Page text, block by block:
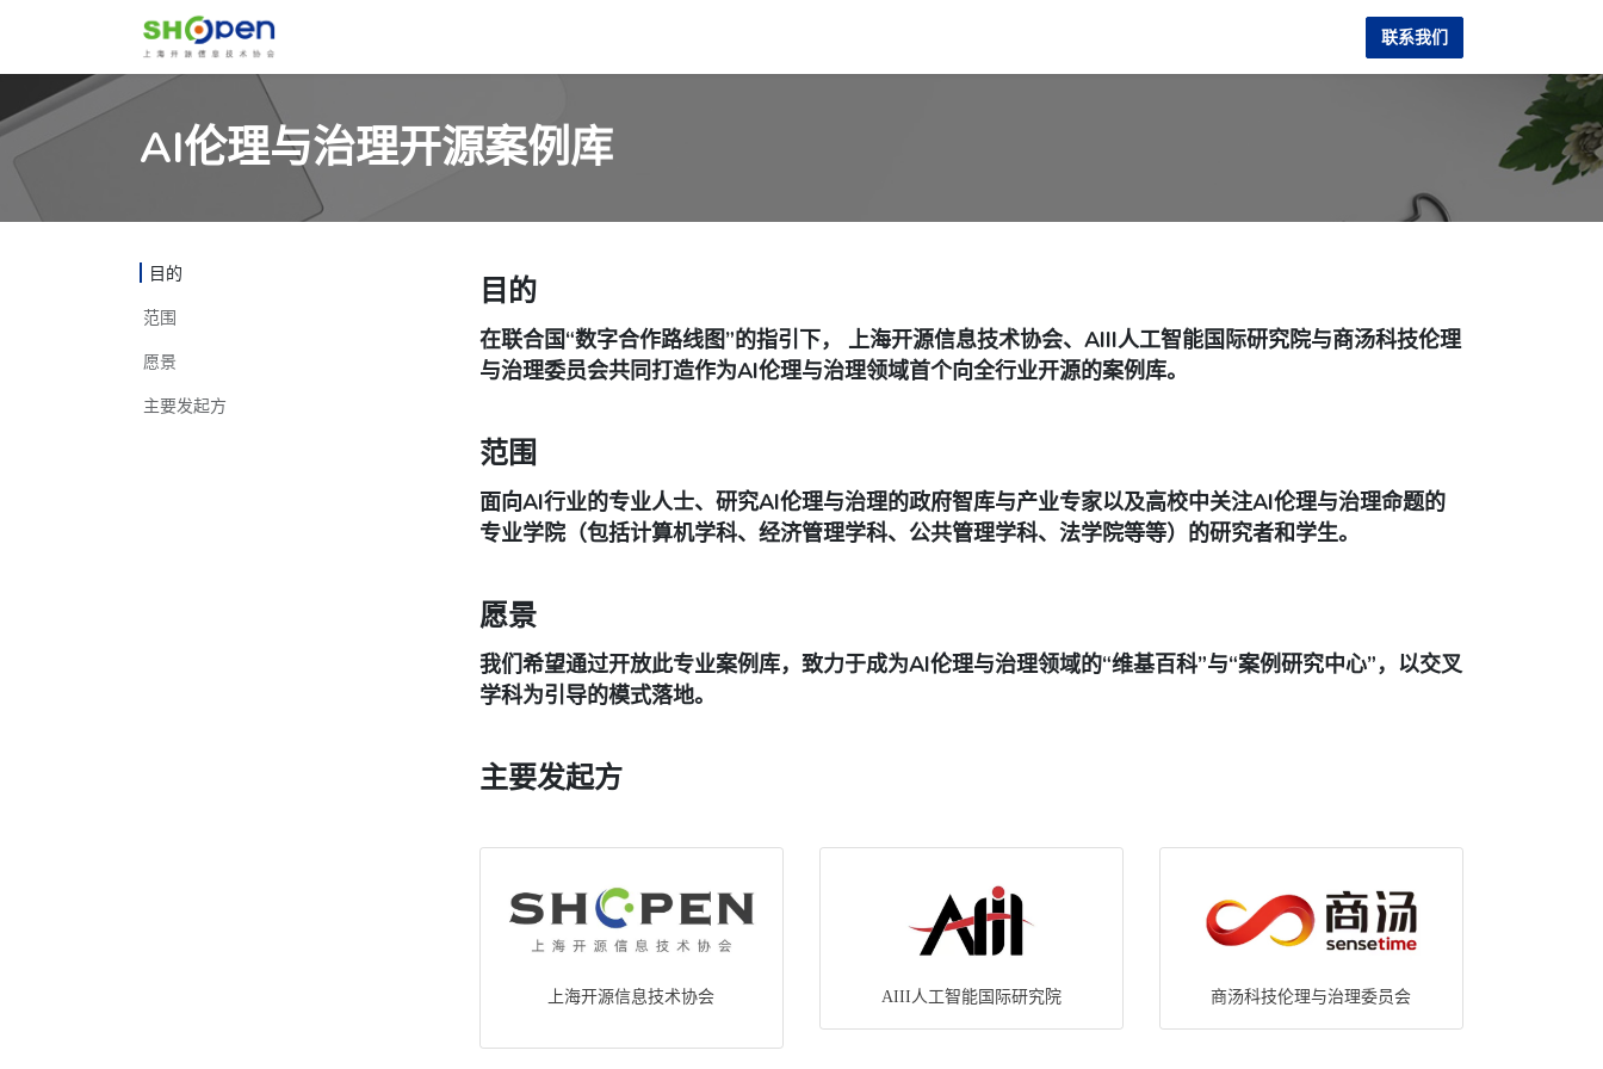
联系我们
AI伦理与治理开源案例库
目的
范围
愿景
主要发起方
目的
在联合国“数字合作路线图”的指引下， 上海开源信息技术协会、AIII人工智能国际研究院与商汤科技伦理
与治理委员会共同打造作为AI伦理与治理领域首个向全行业开源的案例库。
范围
面向AI行业的专业人士、研究AI伦理与治理的政府智库与产业专家以及高校中关注AI伦理与治理命题的
专业学院（包括计算机学科、经济管理学科、公共管理学科、法学院等等）的研究者和学生。
愿景
我们希望通过开放此专业案例库，致力于成为AI伦理与治理领域的“维基百科”与“案例研究中心”，以交叉
学科为引导的模式落地。
主要发起方
上海开源信息技术协会 AIII人工智能国际研究院 商汤科技伦理与治理委员会